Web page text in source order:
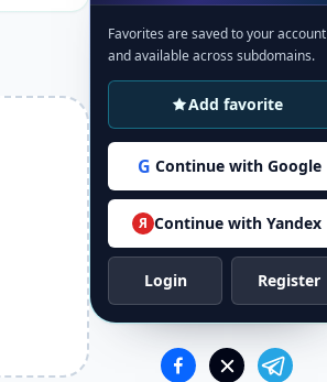
Favorites are saved to your account
and available across subdomains.
Add favorite
G Continue with Google
Я Continue with Yandex
Login Register